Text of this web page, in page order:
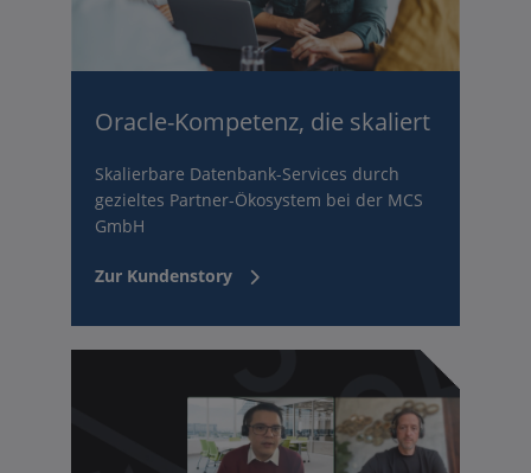
Oracle-Kompetenz, die skaliert
Skalierbare Datenbank-Services durch
gezieltes Partner-Ökosystem bei der MCS
GmbH
Zur Kundenstory